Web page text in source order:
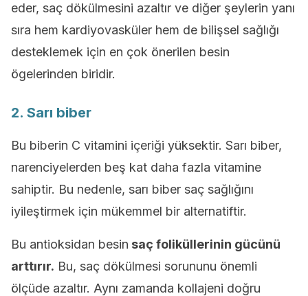
eder, saç dökülmesini azaltır ve diğer şeylerin yanı
sıra hem kardiyovasküler hem de bilişsel sağlığı
desteklemek için en çok önerilen besin
ögelerinden biridir.
2. Sarı biber
Bu biberin C vitamini içeriği yüksektir. Sarı biber,
narenciyelerden beş kat daha fazla vitamine
sahiptir. Bu nedenle, sarı biber saç sağlığını
iyileştirmek için mükemmel bir alternatiftir.
Bu antioksidan besin saç foliküllerinin gücünü
arttırır. Bu, saç dökülmesi sorununu önemli
ölçüde azaltır. Aynı zamanda kollajeni doğru